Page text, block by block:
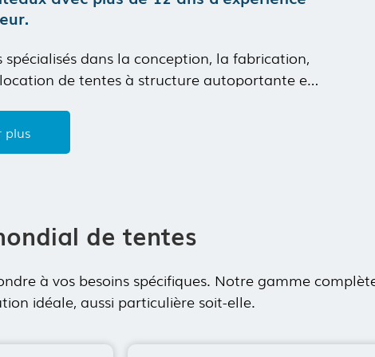
spécialisés dans la conception, la fabrication,
de tentes à structure autoportante en
tentes de mariage, etc.
plus
de tentes
à vos besoins spécifiques. Notre gamme
idéale, aussi particulière soit-elle.